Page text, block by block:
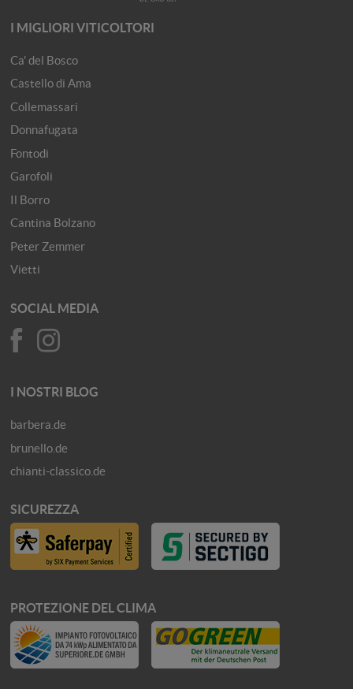
I MIGLIORI VITICOLTORI
Ca' del Bosco
Castello di Ama
Collemassari
Donnafugata
Fontodi
Garofoli
Il Borro
Cantina Bolzano
Peter Zemmer
Vietti
SOCIAL MEDIA
I NOSTRI BLOG
barbera.de
brunello.de
chianti-classico.de
SICUREZZA
PROTEZIONE DEL CLIMA